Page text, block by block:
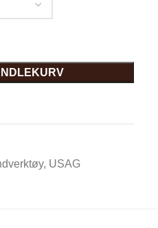
, USAG